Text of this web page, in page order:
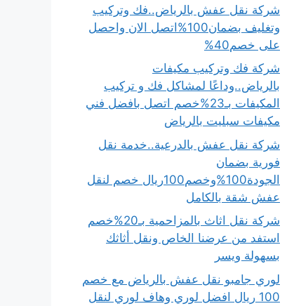
شركة نقل عفش بالرياض..فك وتركيب
وتغليف بضمان100%اتصل الان واحصل
على خصم40%
شركة فك وتركيب مكيفات
بالرياض..وداعًا لمشاكل فك و تركيب
المكيفات بـ23%خصم اتصل بافضل فني
مكيفات سبليت بالرياض
شركة نقل عفش بالدرعية..خدمة نقل
فورية بضمان
الجودة100%وخصم100ريال خصم لنقل
عفش شقة بالكامل
شركة نقل اثاث بالمزاحمية بـ20%خصم
استفد من عرضنا الخاص ونقل أثاثك
بسهولة ويسر
لوري جامبو نقل عفش بالرياض مع خصم
100 ريال افضل لوري وهاف لوري لنقل